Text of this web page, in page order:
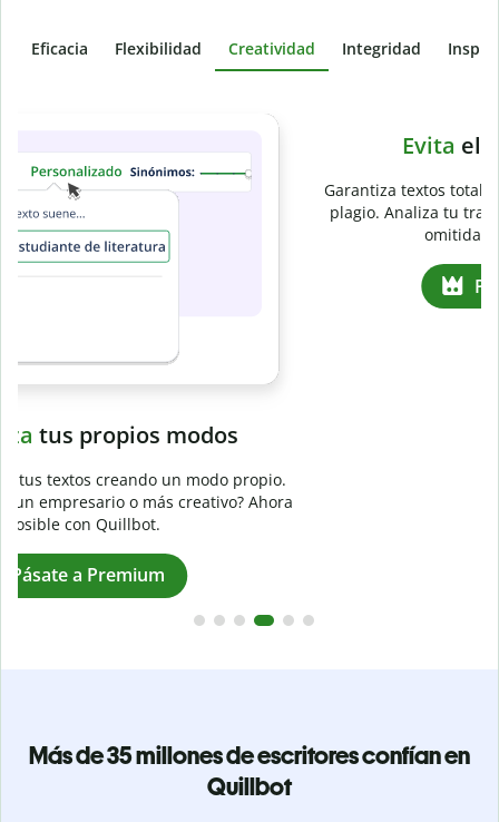
Eficacia Flexibilidad Creatividad Integridad
Evitael plagio accidental
Garantiza textos totalmente originales con el detector de
plagio. Analiza tu trabajo en segundos e identifica citas
omitidas en cualquier idioma.
Más de 35 millones de escritores confían en
Quillbot